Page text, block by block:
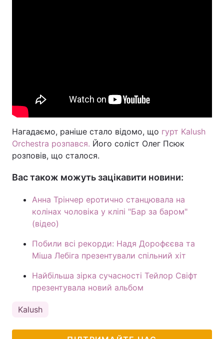
Нагадаємо, раніше стало відомо, що гурт Kalush
Orchestra розпався. Його соліст Олег Псюк
розповів, що сталося.
Вас також можуть зацікавити новини:
Анна Трінчер еротично станцювала на
колінах чоловіка у кліпі "Бар за баром"
(відео)
Побили всі рекорди: Надя Дорофєєва та
Міша Лебіга презентували спільний хіт
Найбільша зірка сучасності Тейлор Свіфт
презентувала новий альбом
Kalush